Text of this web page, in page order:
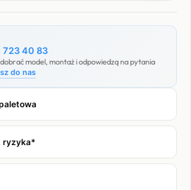
723 40 83
model, montaż i odpowiedzą na pytania
do nas
ryzyka*